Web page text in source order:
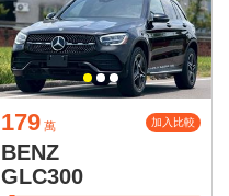
179 萬 加入比較
BENZ
GLC300